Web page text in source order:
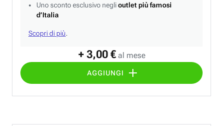
+ 3,00 € al mese
AGGIUNGI
Uno sconto esclusivo neglioutlet più famosi
d’Italia
Scopri di più.